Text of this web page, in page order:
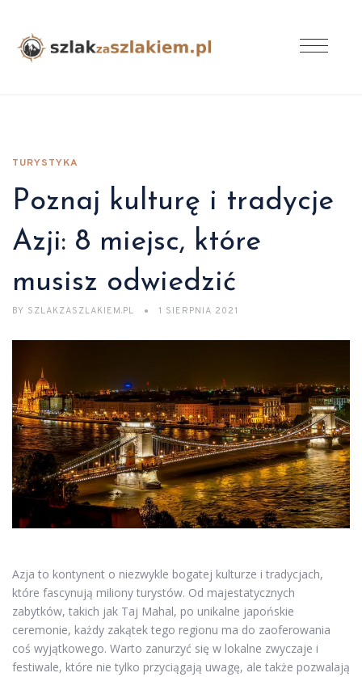
TURYSTYKA
Poznaj kulturę i tradycje
Azji: 8 miejsc, które
musisz odwiedzić
BY SZLAKZASZLAKIEM.PL 1 SIERPNIA 2021
Azja to kontynent o niezwykle bogatej kulturze i tradycjach,
które fascynują miliony turystów. Od majestatycznych
zabytków, takich jak Taj Mahal, po unikalne japońskie
ceremonie, każdy zakątek tego regionu ma do zaoferowania
coś wyjątkowego. Warto zanurzyć się w lokalne zwyczaje i
festiwale, które nie tylko przyciągają uwagę, ale także pozwalają